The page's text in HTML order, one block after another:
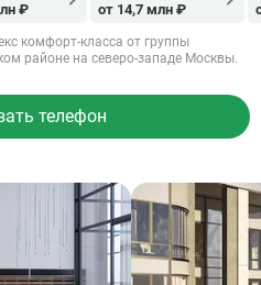
₽ от 14,7 млн ₽
комфорт-класса от группы
районе на северо-западе Москвы.
телефон